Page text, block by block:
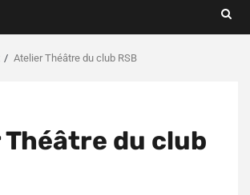
Atelier Théâtre du club RSB
du club